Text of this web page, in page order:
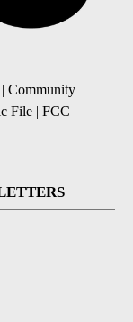
| Community
File | FCC